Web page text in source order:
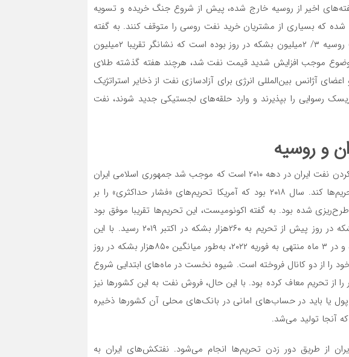
اخیر از روسیه خارج شده، پیش از شروع جنگ خریده و تسویه
که بسیاری از مشتریان خرید نفت روسی را متوقف کنند. به گفته
شرکت کپلر، در ۲۴ مارس حجم صادرات دریایی نفت روسیه ۳/ ۲میلیون بشکه در روز بوده است که نشانگر تقریبا ۲‌میلیون
موجب افزایش شدید قیمت نفت شد، هرچند هفته گذشته طلای
و اعضای آژانس بین‌المللی انرژی ‌برای آزادسازی نفت از ذخایر استراتژیک
رسوایی را بپذیرند و وارد حلقه‌‌‌های لجستیکی جدید شوند، نفت
و روسیه
ممنوعیت جزئی نفت روسیه تا حدودی شبیه بلوکه کردن نفت ایران در دهه ۲۰۱۰ است که موجب شد جمهوری اسلامی ایران
اقدام به اتخاذ برنامه‌‌‌های متنوعی برای دور زدن تحریم‌ها کند. سال ۲۰۱۸ بود که آمریکا تحریم‌های «فشار حداکثری» را بر
شده بود. به گفته اکونومیست، این تحریم‌ها تقریبا موفق بود
چراکه متوسط فروش نفت ایران از ۳/ ۲ میلیون بشکه در روز پیش از تحریم به ۲۶۰‌هزار بشکه در اکتبر ۲۰۱۹ رسید. با این
حال، از آن زمان صادرات نفت ایران اندکی احیا شده و در ۳ ماه منتهی به فوریه ۲۰۲۲، به‌‌‌طور میانگین ۸۵۰‌هزار بشکه در روز
را از دو کانال فروخته است. شیوه نخست در ماه‌‌‌های ابتدایی شروع
می‌شد که آمریکا ۸ کشور خریدار را از تحریم معاف کرده بود. با این حال، فروش نفت به این کشورها نیز
یا باید در حساب‌‌‌های امانی در بانک‌های محلی آن کشورها ذخیره
آنجا تولید می‌‌‌شد.
از طریق دور زدن تحریم‌ها انجام می‌شود. نفتکش‌‌‌های ایران به